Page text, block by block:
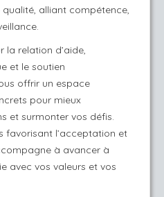
alliant compétence,
la relation d’aide,
et le soutien
offrir un espace
pour mieux
et surmonter vos défis.
favorisant l’acceptation et
à avancer à
avec vos valeurs et vos